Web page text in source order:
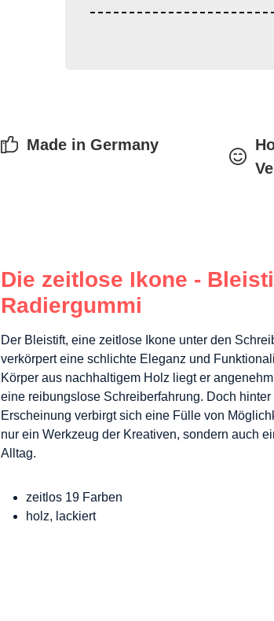
Made in Germany
Die zeitlose Ikone -
Radiergummi
Der Bleistift, eine zeitlose Ikone unter den
verkörpert eine schlichte Eleganz und
Körper aus nachhaltigem Holz liegt er
eine reibungslose Schreiberfahrung. Doch
Erscheinung verbirgt sich eine Fülle von
nur ein Werkzeug der Kreativen, sondern auch
Alltag.
zeitlos 19 Farben
holz, lackiert